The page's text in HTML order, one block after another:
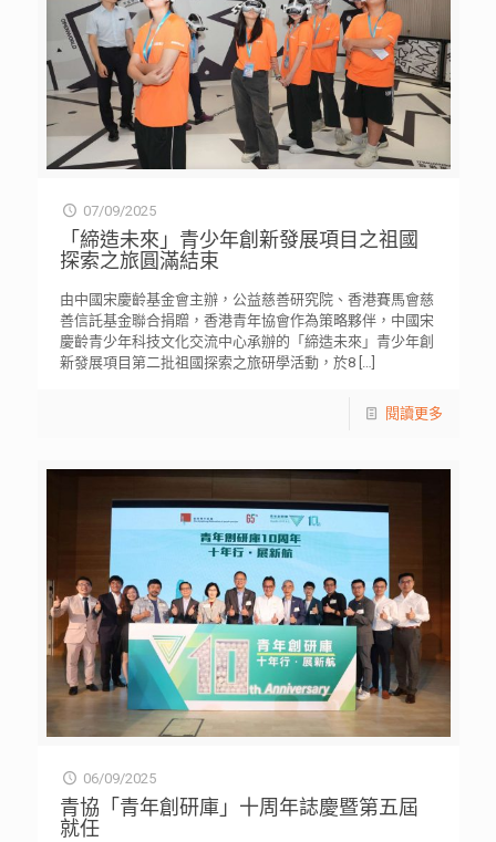
07/09/2025
「締造未來」青少年創新發展項目之祖國
探索之旅圓滿結束
由中國宋慶齡基金會主辦，公益慈善研究院、香港賽馬會慈
善信託基金聯合捐贈，香港青年協會作為策略夥伴，中國宋
慶齡青少年科技文化交流中心承辦的「締造未來」青少年創
新發展項目第二批祖國探索之旅研學活動，於8 […]
閱讀更多
06/09/2025
青協「青年創研庫」十周年誌慶暨第五屆
就任